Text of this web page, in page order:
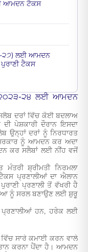
ਆਮਦਨ ਟੈਕਸ
੨੭) ਲਈ ਆਮਦਨ
ਟੈਕਸ
੨੦੨੩-੨੪ ਲਈ ਆਮਦਨ
ਦਰਾਂ ਵਿੱਚ ਕੋਈ ਬਦਲਾਅ
ਪੇਸ਼ਕਾਰੀ ਦੌਰਾਨ ਇਸਦਾ
ਉਨ੍ਹਾਂ ਦਰਾਂ ਨੂੰ ਨਿਰਧਾਰਤ
ਨੂੰ ਆਮਦਨ ਕਰ ਅਦਾ
ਕਰ ਸਲੈਬਾਂ ਲਈ ਨੀਂਹ ਵਜੋਂ
ਸ਼੍ਰੀਮਤੀ ਨਿਰਮਲਾ
ਪ੍ਰਣਾਲੀਆਂ ਦਾ ਐਲਾਨ
ਪ੍ਰਣਾਲੀ ਤੋਂ ਵੱਖਰੀ ਹੈ
ਨੂੰ ਸਰਲ ਬਣਾਉਣ ਲਈ ਸ਼ੁਰੂ
ਹਨ, ਹਰੇਕ ਲਈ
ਸਾਰੇ ਕਮਾਈ ਕਰਨ ਵਾਲੇ
ਕਰਨਾ ਪੈਂਦਾ ਹੈ। ਆਮਦਨ